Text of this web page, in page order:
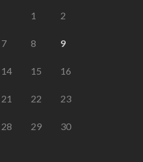
1 2
7 8 9
14 15 16
21 22 23
28 29 30